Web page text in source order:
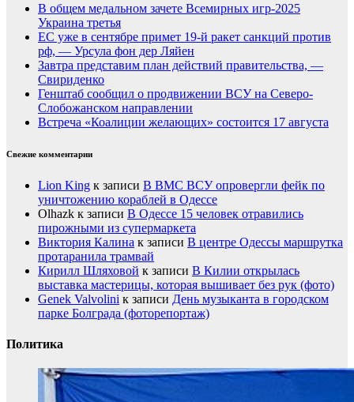
В общем медальном зачете Всемирных игр-2025
Украина третья
ЕС уже в сентябре примет 19-й ракет санкций против
рф, — Урсула фон дер Ляйен
Завтра представим план действий правительства, —
Свириденко
Генштаб сообщил о продвижении ВСУ на Северо-
Слобожанском направлении
Встреча «Коалиции желающих» состоится 17 августа
Свежие комментарии
Lion King к записи В ВМС ВСУ опровергли фейк по
уничтожению кораблей в Одессе
Olhazk к записи В Одессе 15 человек отравились
пирожными из супермаркета
Виктория Калина к записи В центре Одессы маршрутка
протаранила трамвай
Кирилл Шляховой к записи В Килии открылась
выставка мастерицы, которая вышивает без рук (фото)
Genek Valvolini к записи День музыканта в городском
парке Болграда (фоторепортаж)
Политика